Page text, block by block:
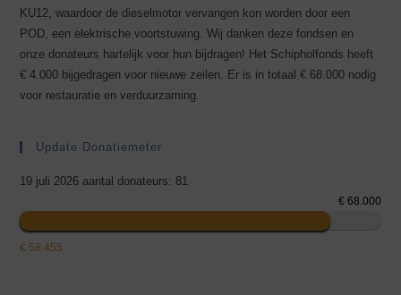
KU12, waardoor de dieselmotor vervangen kon worden door een
POD, een elektrische voortstuwing. Wij danken deze fondsen en
onze donateurs hartelijk voor hun bijdragen! Het Schipholfonds heeft
€ 4.000 bijgedragen voor nieuwe zeilen. Er is in totaal € 68.000 nodig
voor restauratie en verduurzaming.
Update Donatiemeter
19 juli 2026 aantal donateurs: 81
€ 68.000
€ 58.455